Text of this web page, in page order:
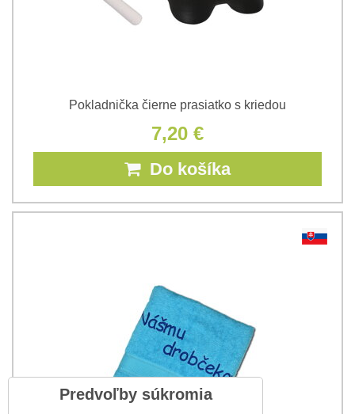
Pokladnička čierne prasiatko s kriedou
7,20 €
Do košíka
Predvoľby súkromia